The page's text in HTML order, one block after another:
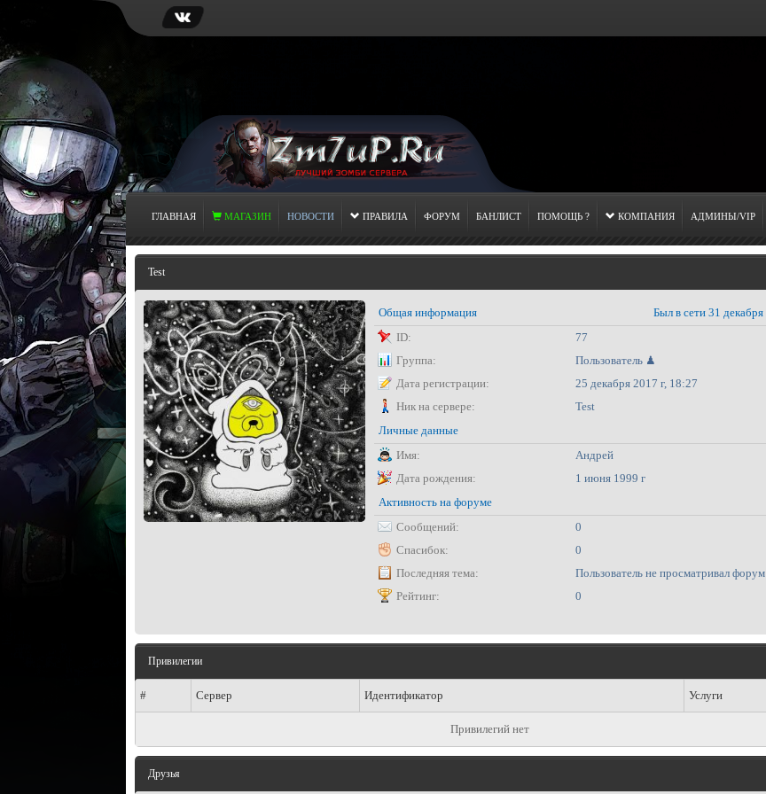
ГЛАВНАЯ МАГАЗИН НОВОСТИ ПРАВИЛА ФОРУМ БАНЛИСТ ПОМОЩЬ ? КОМПАНИЯ АДМИНЫ/VIP
Test
Общая информация
Был в сети 31
ID:
77
Группа:
Пользователь ♟
Дата регистрации:
25 декабря 2017 г, 18:27
Ник на сервере:
Test
Личные данные
Имя:
Андрей
Дата рождения:
1 июня 1999 г
Активность на форуме
Сообщений:
0
Спасибок:
0
Последняя тема:
Пользователь не просматривал форум
Рейтинг:
0
Привилегии
# Сервер Идентификатор Услуги
Привилегий нет
Друзья